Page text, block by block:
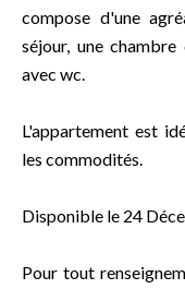
compose d'une
séjour, une
avec wc.
L'appartement est
les commodités.
Disponible le 24
Pour tout